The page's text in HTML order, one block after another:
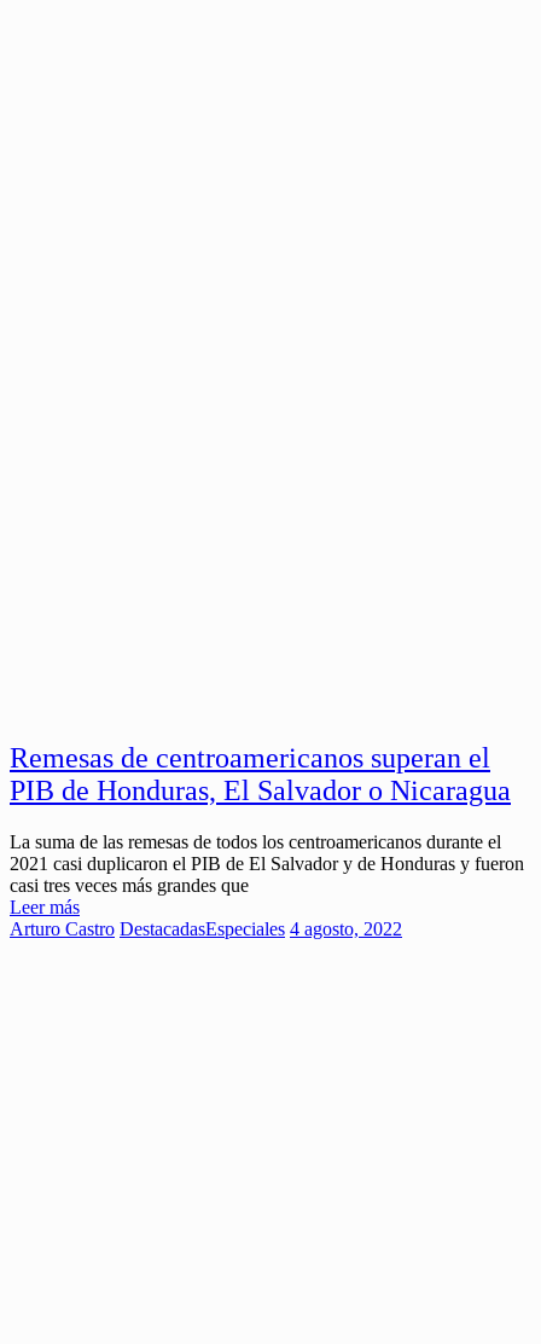
Remesas de centroamericanos superan el
PIB de Honduras, El Salvador o Nicaragua
La suma de las remesas de todos los centroamericanos durante el
2021 casi duplicaron el PIB de El Salvador y de Honduras y fueron
casi tres veces más grandes que
Leer más
Arturo Castro DestacadasEspeciales 4 agosto, 2022